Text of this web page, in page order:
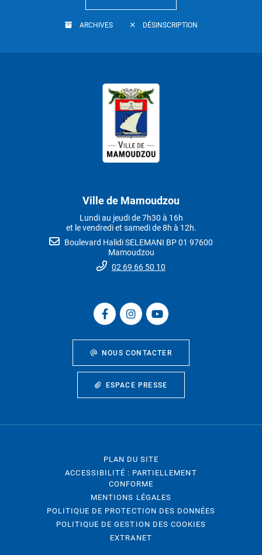
ARCHIVES DÉSINSCRIPTION
Ville de Mamoudzou
Lundi au jeudi de 7h30 à 16h
et le vendredi et samedi de 8h à 12h.
Boulevard Halidi SELEMANI BP 01 97600
Mamoudzou
02 69 66 50 10
NOUS CONTACTER
ESPACE PRESSE
PLAN DU SITE
ACCESSIBILITÉ : PARTIELLEMENT
CONFORME
MENTIONS LÉGALES
POLITIQUE DE PROTECTION DES DONNÉES
POLITIQUE DE GESTION DES COOKIES
EXTRANET